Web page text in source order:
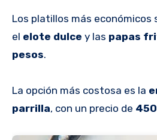
Los platillos más económicos
el elote dulce y las papas
pesos.
La opción más costosa es la
parrilla, con un precio de